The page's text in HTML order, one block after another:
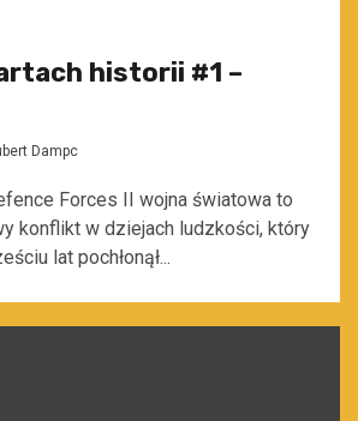
historii #1 –
Dampc
Forces II wojna światowa to
konflikt w dziejach ludzkości, który
lat pochłonął...